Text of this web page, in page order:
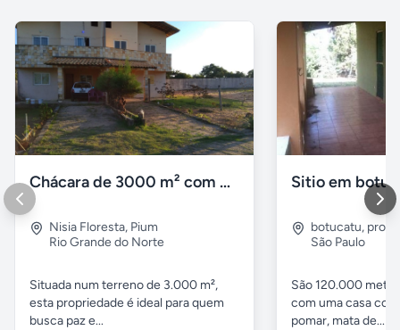
Chácara de 3000 m² com Casa Duplex Geminada em Pium/RN
Nisia Floresta, Pium
Rio Grande do Norte
Situada num terreno de 3.000 m²,
esta propriedade é ideal para quem
busca paz e...
Sitio em
botucatu,
São Paulo
São 120.000
com uma casa
pomar, mata de...